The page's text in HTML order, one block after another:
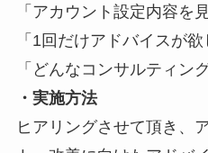
「アカウント設定内容を
「1回だけアドバイスが欲
「どんなコンサルティン
・実施方法
ヒアリングさせて頂き、